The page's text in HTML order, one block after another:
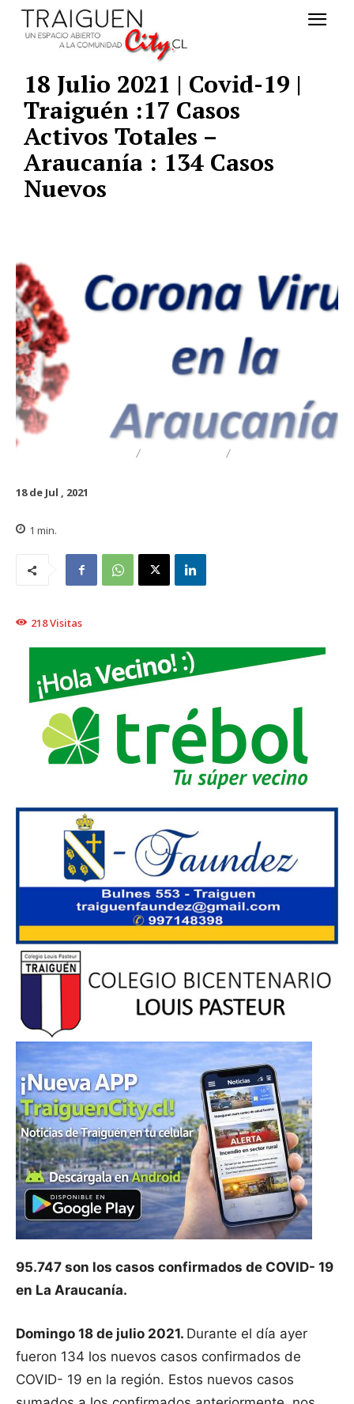
18 Julio 2021 | Covid-19 |
Traiguén :17 Casos
Activos Totales –
Araucanía : 134 Casos
Nuevos
18 de Jul , 2021
1 min.
218Visitas
95.747 son los casos confirmados de COVID- 19
en La Araucanía.
Domingo 18 de julio 2021. Durante el día ayer
fueron 134 los nuevos casos confirmados de
COVID- 19 en la región. Estos nuevos casos